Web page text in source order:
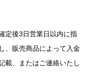
定後3日営業日以内に指
、販売商品によって入金
載、またはご連絡いたし